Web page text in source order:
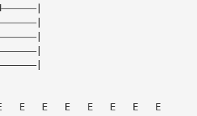
E   E   E   E   E   E   E